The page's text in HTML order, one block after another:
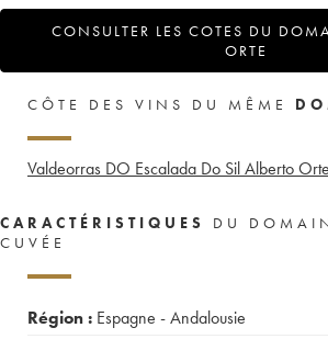
CONSULTER LES COTES DU
ORTE
CÔTE DES VINS DU MÊME
Valdeorras DO Escalada Do Sil Alberto Orte
CARACTÉRISTIQUES
DU
CUVÉE
Région : Espagne - Andalousie